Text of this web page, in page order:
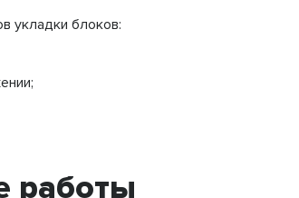
укладки блоков:
работы